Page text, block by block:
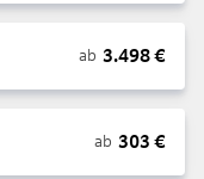
ab 3.498€
ab 303 €